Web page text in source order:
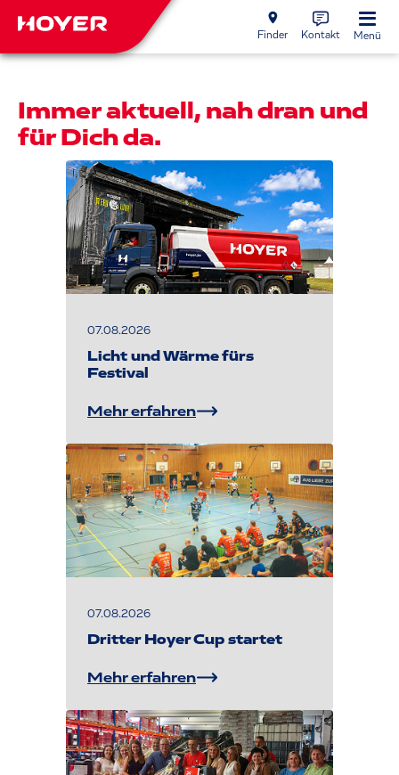
Finder Kontakt Menü
Immer aktuell, nah dran und
für Dich da.
07.08.2026
Licht und Wärme fürs
Festival
Mehr erfahren
07.08.2026
Dritter Hoyer Cup startet
Mehr erfahren